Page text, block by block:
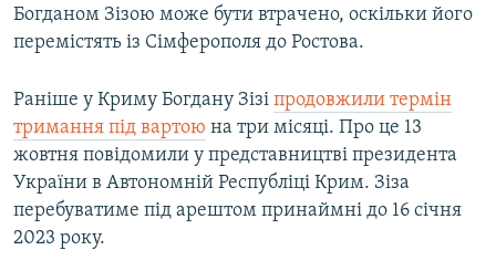
Богданом Зізою може бути втрачено, оскільки його
перемістять із Сімферополя до Ростова.
Раніше у Криму Богдану Зізі продовжили термін
тримання під вартою на три місяці. Про це 13
жовтня повідомили у представництві президента
України в Автономній Республіці Крим. Зіза
перебуватиме під арештом принаймні до 16 січня
2023 року.